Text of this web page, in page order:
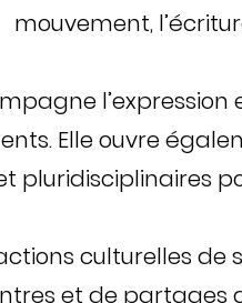
mouvement,
Elle ouvre
pluridisciplinaires
culturelles
et de partages